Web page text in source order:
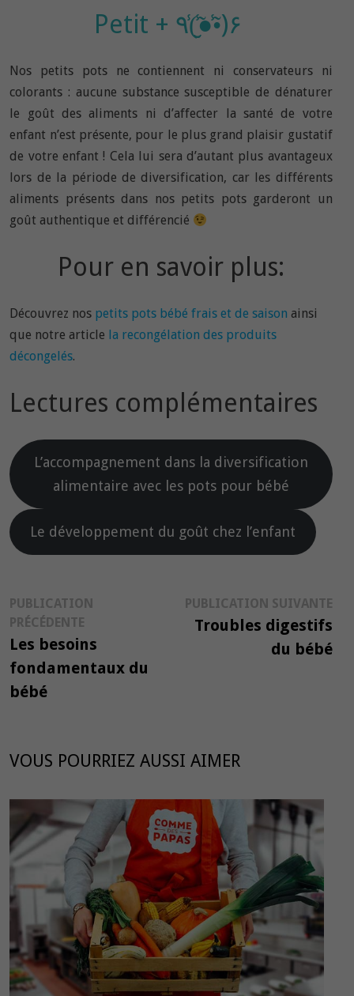
Petit + ٩(̾●̮̮̃̾•̃̾)۶
Nos petits pots ne contiennent ni conservateurs ni
colorants : aucune substance susceptible de dénaturer
le goût des aliments ni d’affecter la santé de votre
enfant n’est présente, pour le plus grand plaisir gustatif
de votre enfant ! Cela lui sera d’autant plus avantageux
lors de la période de diversification, car les différents
aliments présents dans nos petits pots garderont un
goût authentique et différencié
Pour en savoir plus:
Découvrez nos petits pots bébé frais et de saison ainsi
que notre article la recongélation des produits
décongelés.
Lectures complémentaires
L’accompagnement dans la diversification
alimentaire avec les pots pour bébé
Le développement du goût chez l’enfant
Navigation
de
l’article
PUBLICATION
PRÉCÉDENTE
précédente :
Les besoins
fondamentaux du
bébé
PUBLICATION SUIVANTE
Troubles digestifs
du bébé
VOUS POURRIEZ AUSSI AIMER